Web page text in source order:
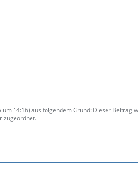
um 14:16) aus folgendem Grund: Dieser Beitrag
zugeordnet.